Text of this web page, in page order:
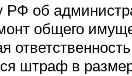
РФ об
общего
штраф в